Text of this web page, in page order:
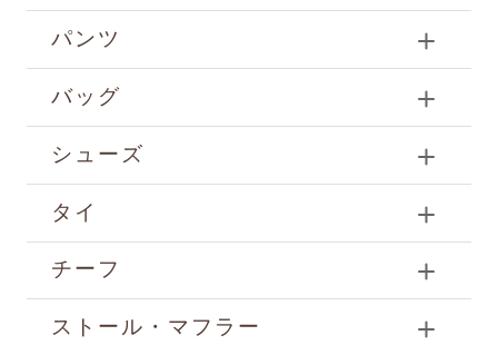
パンツ
バッグ
シューズ
タイ
チーフ
ストール・マフラー